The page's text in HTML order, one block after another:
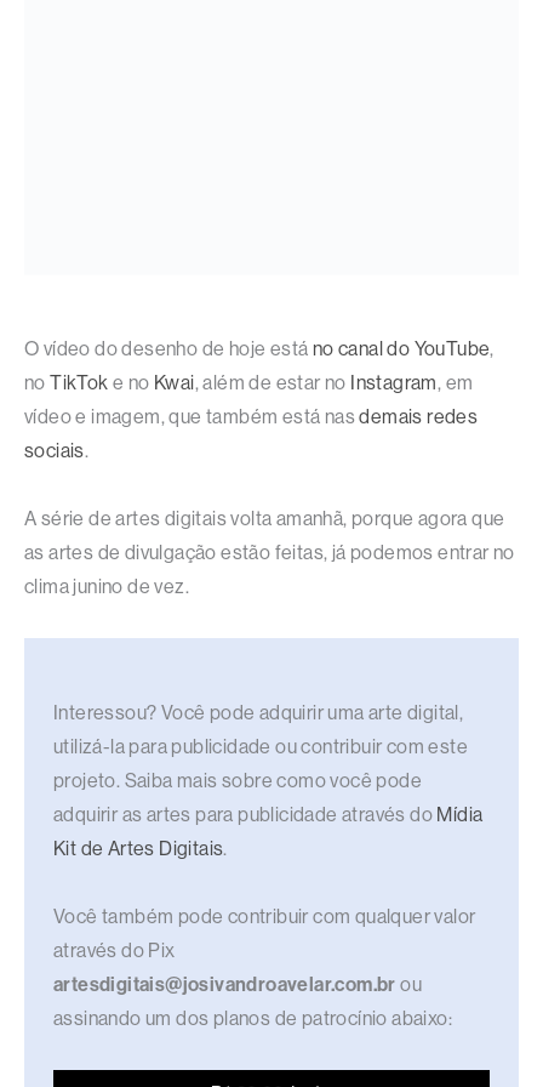
O vídeo do desenho de hoje está no canal do YouTube,
noTikTok e no Kwai, além de estar no Instagram, em
vídeo e imagem, que também está nasdemais redes
sociais.
A série de artes digitais volta amanhã, porque agora que
as artes de divulgação estão feitas, já podemos entrar no
clima junino de vez.
Interessou? Você pode adquirir uma arte digital,
utilizá-la para publicidade ou contribuir com este
projeto. Saiba mais sobre como você pode
adquirir as artes para publicidade através do Mídia
Kit de Artes Digitais.
Você também pode contribuir com qualquer valor
através do Pix
artesdigitais@josivandroavelar.com.br ou
assinando um dos planos de patrocínio abaixo: